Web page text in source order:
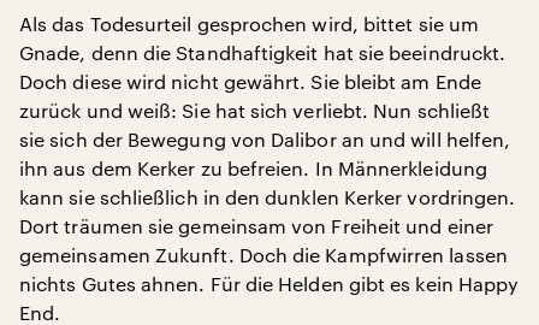
Als das Todesurteil gesprochen wird, bittet sie um
Gnade, denn die Standhaftigkeit hat sie beeindruckt.
Doch diese wird nicht gewährt. Sie bleibt am Ende
zurück und weiß: Sie hat sich verliebt. Nun schließt
sie sich der Bewegung von Dalibor an und will helfen,
ihn aus dem Kerker zu befreien. In Männerkleidung
kann sie schließlich in den dunklen Kerker vordringen.
Dort träumen sie gemeinsam von Freiheit und einer
gemeinsamen Zukunft. Doch die Kampfwirren lassen
nichts Gutes ahnen. Für die Helden gibt es kein Happy
End.